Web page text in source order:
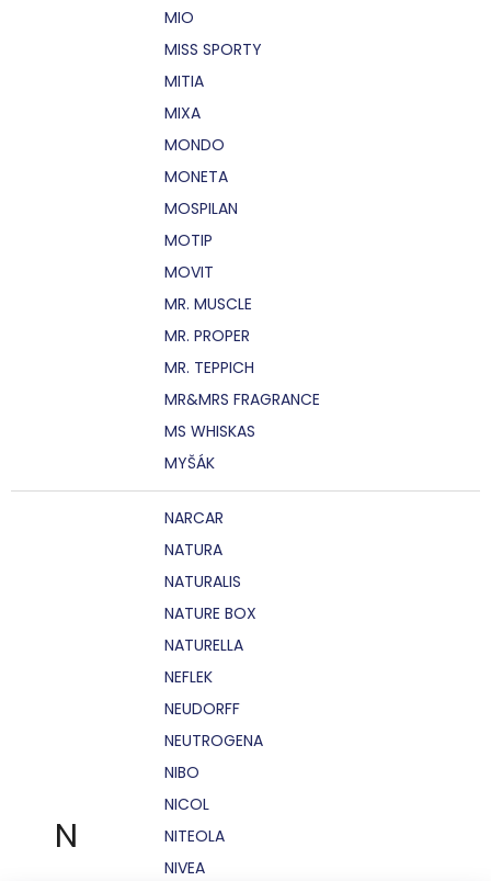
MIO
MISS SPORTY
MITIA
MIXA
MONDO
MONETA
MOSPILAN
MOTIP
MOVIT
MR. MUSCLE
MR. PROPER
MR. TEPPICH
MR&MRS FRAGRANCE
MS WHISKAS
MYŠÁK
N
NARCAR
NATURA
NATURALIS
NATURE BOX
NATURELLA
NEFLEK
NEUDORFF
NEUTROGENA
NIBO
NICOL
NITEOLA
NIVEA